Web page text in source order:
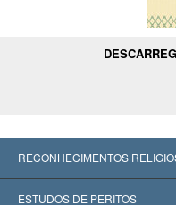
RECONHECIMENTOS
Estados Unidos
ESTUDOS DE PERITOS